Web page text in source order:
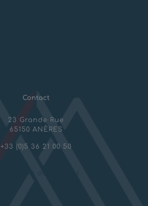
Contact
23 Grande Rue
65150 ANÈRES
+33 (0)5 36 21 00 50